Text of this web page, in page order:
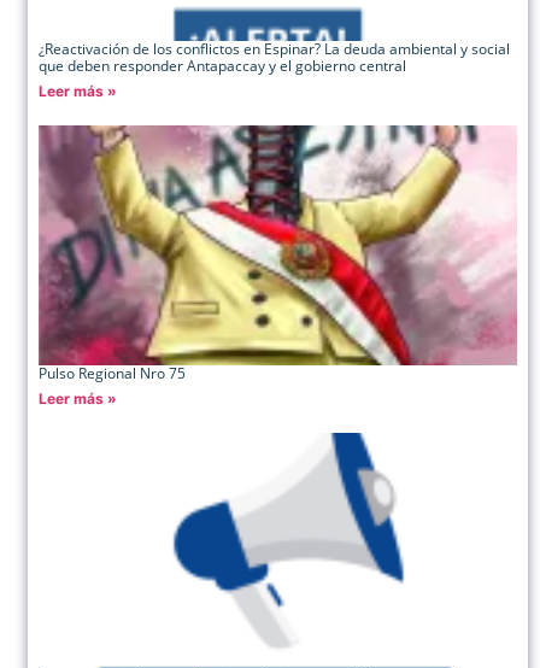
¿Reactivación de los conflictos en Espinar? La deuda ambiental y social
que deben responder Antapaccay y el gobierno central
Leer más »
Pulso Regional Nro 75
Leer más »